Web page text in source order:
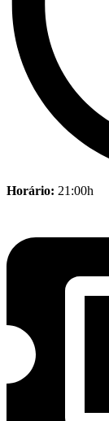
Horário: 21:00h